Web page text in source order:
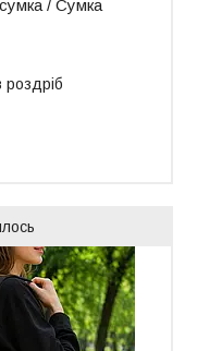
/ Сумка
роздріб